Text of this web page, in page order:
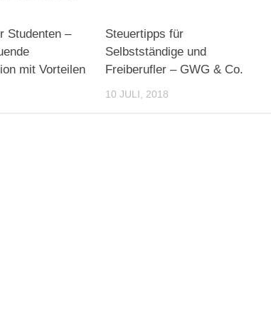
Studenten –
mit Vorteilen
Steuertipps für
Selbstständige und
Freiberufler – GWG & Co.
10 JULI, 2018